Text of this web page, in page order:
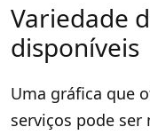
Variedade
disponíveis
Uma gráfica que
serviços pode ser